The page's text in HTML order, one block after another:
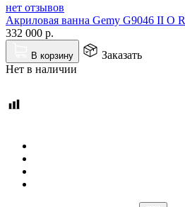
нет отзывов
Акриловая ванна Gemy G9046 II O R
332 000 р.
В корзину
Заказать
Нет в наличии